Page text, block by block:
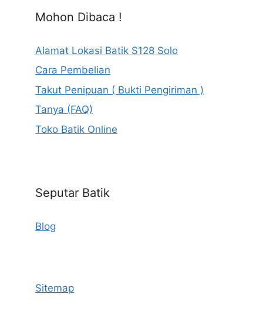
Mohon Dibaca !
Alamat Lokasi Batik S128 Solo
Cara Pembelian
Takut Penipuan ( Bukti Pengiriman )
Tanya (FAQ)
Toko Batik Online
Seputar Batik
Blog
Sitemap